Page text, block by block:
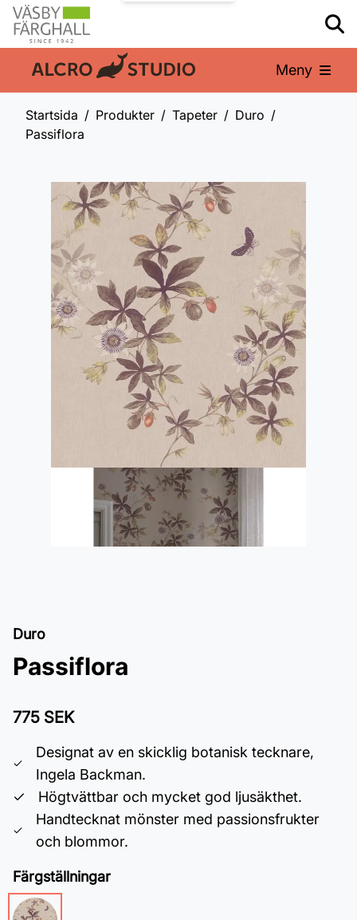
En del av: Meny
Startsida Produkter Tapeter
Duro
Passiflora
Duro
Passiflora
775 SEK
Designat av en skicklig botanisk tecknare,
Ingela Backman.
Högtvättbar och mycket god ljusäkthet.
Handtecknat mönster med passionsfrukter
och blommor.
Färgställningar